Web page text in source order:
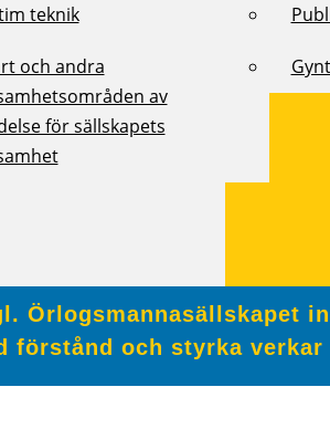
teknik
och andra
av
för sällskapets
Örlogsmannasällskapet
förstånd och styrka